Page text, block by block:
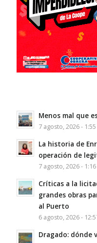
Menos mal que
7 agosto, 2026 -
La historia de
operación de
7 agosto, 2026 -
Críticas a la
grandes obras
al Puerto
6 agosto, 2026 -
Dragado: dónde